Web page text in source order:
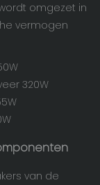
omgezet in
vermogen
320W
van de